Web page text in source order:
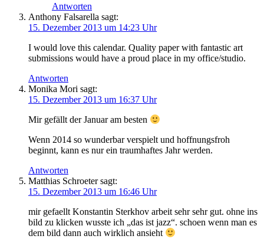
Antworten
Anthony Falsarella sagt:
15. Dezember 2013 um 14:23 Uhr
I would love this calendar. Quality paper with fantastic art
submissions would have a proud place in my office/studio.
Antworten
Monika Mori sagt:
15. Dezember 2013 um 16:37 Uhr
Mir gefällt der Januar am besten
Wenn 2014 so wunderbar verspielt und hoffnungsfroh
beginnt, kann es nur ein traumhaftes Jahr werden.
Antworten
Matthias Schroeter sagt:
15. Dezember 2013 um 16:46 Uhr
mir gefaellt Konstantin Sterkhov arbeit sehr sehr gut. ohne ins
bild zu klicken wusste ich „das ist jazz“. schoen wenn man es
dem bild dann auch wirklich ansieht